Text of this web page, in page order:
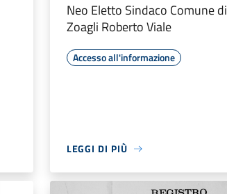
Neo Eletto Sindaco Comune di
Zoagli Roberto Viale
Accesso all'informazione
LEGGI DI PIÙ